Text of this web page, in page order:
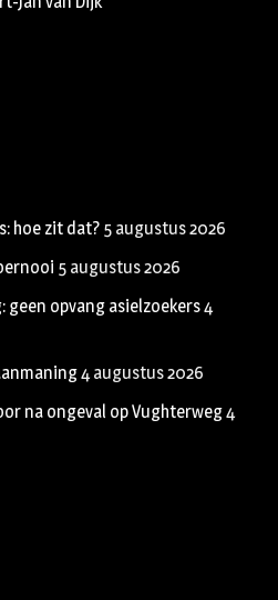
hoe zit dat? 5 augustus 2026
5 augustus 2026
geen opvang asielzoekers4
4 augustus 2026
na ongeval op Vughterweg4